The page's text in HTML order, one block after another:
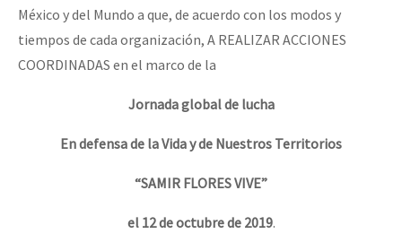
México y del Mundo a que, de acuerdo con los modos y
tiempos de cada organización, A REALIZAR ACCIONES
COORDINADAS en el marco de la
Jornada global de lucha
En defensa de la Vida y de Nuestros Territorios
“SAMIR FLORES VIVE”
el 12 de octubre de 2019.